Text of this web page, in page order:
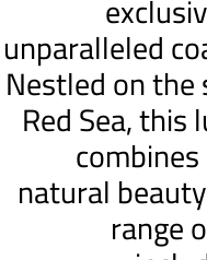
unparalleled
Nestled on
Red Sea,
natural
range